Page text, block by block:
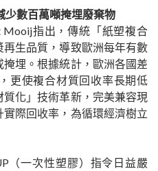
少數百萬噸掩埋廢棄物
Mooij指出，傳統「紙塑複合
生品質，導致歐洲每年有數
埋。根據統計，歐洲各國差
更使複合材質回收率長期低
化」技術革新，完美兼容現
際回收率，為循環經濟樹立
（一次性塑膠）指令日益嚴